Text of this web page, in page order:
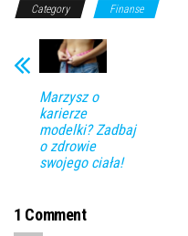
Category Finanse
Marzysz o
karierze
modelki? Zadbaj
o zdrowie
swojego ciała!
1 Comment